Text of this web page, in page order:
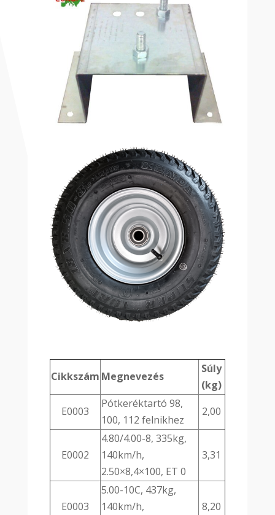
Cikkszám Megnevezés
Súly
(kg)
E0003
Pótkeréktartó 98,
100, 112 felnikhez
2,00
E0002
4.80/4.00-8, 335kg,
140km/h,
2.50×8,4×100, ET 0
3,31
E0003
5.00-10C, 437kg,
140km/h,
8,20